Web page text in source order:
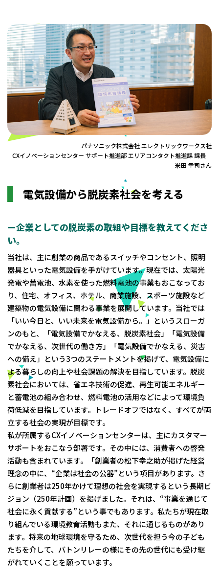
パナソニック株式会社 エレクトリックワークス社
CXイノベーションセンター サポート推進部 エリアコンタクト推進課 課長
米田 幸司さん
電気設備から脱炭素社会を考える
ー企業としての脱炭素の取組や目標を教えてくださ
い。
当社は、主に創業の商品であるスイッチやコンセント、照明
器具といった電気設備を手がけています。現在では、太陽光
発電や蓄電池、水素を使った燃料電池の事業もおこなってお
り、住宅、オフィス、ホテル、商業施設、スポーツ施設など
建築物の電気設備に関わる事業を展開しています。当社では
「いい今日と、いい未来を電気設備から。」というスローガ
ンのもと、「電気設備でかなえる、脱炭素社会」「電気設備
でかなえる、次世代の働き方」「電気設備でかなえる、災害
への備え」という3つのステートメントを掲げて、電気設備に
よる暮らしの向上や社会課題の解決を目指しています。脱炭
素社会においては、省エネ技術の促進、再生可能エネルギー
と蓄電池の組み合わせ、燃料電池の活用などによって環境負
荷低減を目指しています。トレードオフではなく、すべてが両
立する社会の実現が目標です。
私が所属するCXイノベーションセンターは、主にカスタマー
サポートをおこなう部署です。その中には、消費者への啓発
活動も含まれています。「創業者の松下幸之助が掲げた経営
理念の中に、“企業は社会の公器”という項目があります。さ
らに創業者は250年かけて理想の社会を実現するという長期ビ
ジョン（250年計画）を掲げました。それは、“事業を通じて
社会に永く貢献する”という事でもあります。私たちが現在取
り組んでいる環境教育活動もまた、それに通じるものがあり
ます。将来の地球環境を守るため、次世代を担う今の子ども
たちを介して、バトンリレーの様にその先の世代にも受け継
がれていくことを願っています。